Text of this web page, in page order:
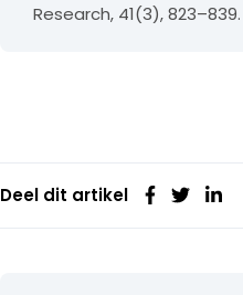
Research, 41(3),
Deel dit artikel